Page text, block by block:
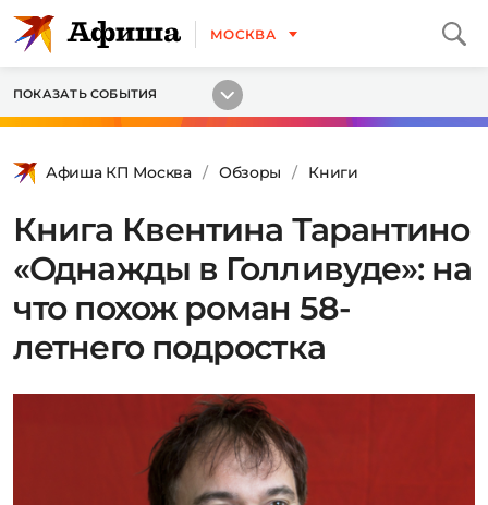
МОСКВА
ПОКАЗАТЬ СОБЫТИЯ
Афиша КП Москва Обзоры Книги
Книга Квентина Тарантино
«Однажды в Голливуде»: на
что похож роман 58-
летнего подростка